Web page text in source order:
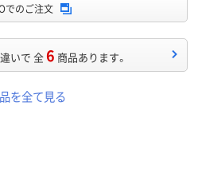
でのご注文
違いで 全6 商品あります。
を全て見る